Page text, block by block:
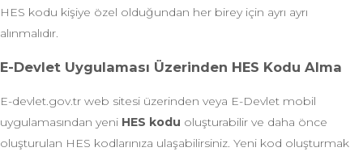
HES kodu kişiye özel olduğundan her birey için ayrı ayrı
alınmalıdır.
E-Devlet Uygulaması Üzerinden HES Kodu Alma
E-devlet.gov.tr web sitesi üzerinden veya E-Devlet mobil
uygulamasından yeni HES kodu oluşturabilir ve daha önce
oluşturulan HES kodlarınıza ulaşabilirsiniz. Yeni kod oluşturmak